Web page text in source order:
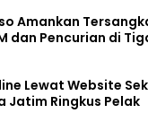
Amankan
dan Pencurian di
Lewat Website
Jatim Ringkus Pelak